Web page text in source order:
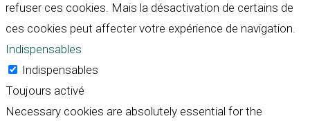
refuser ces cookies. Mais la désactivation de certains de
ces cookies peut affecter votre expérience de navigation.
Indispensables
Indispensables
Toujours activé
Necessary cookies are absolutely essential for the